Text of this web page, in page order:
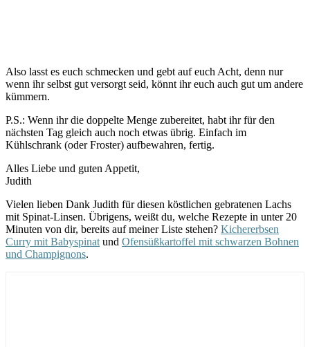
Also lasst es euch schmecken und gebt auf euch Acht, denn nur
wenn ihr selbst gut versorgt seid, könnt ihr euch auch gut um andere
kümmern.
P.S.: Wenn ihr die doppelte Menge zubereitet, habt ihr für den
nächsten Tag gleich auch noch etwas übrig. Einfach im
Kühlschrank (oder Froster) aufbewahren, fertig.
Alles Liebe und guten Appetit,
Judith
Vielen lieben Dank Judith für diesen köstlichen gebratenen Lachs
mit Spinat-Linsen. Übrigens, weißt du, welche Rezepte in unter 20
Minuten von dir, bereits auf meiner Liste stehen? Kichererbsen
Curry mit Babyspinat und Ofensüßkartoffel mit schwarzen Bohnen
und Champignons.